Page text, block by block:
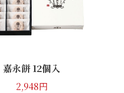
檸檬 6個入
1,738円
嘉永餅 12個入
2,948円